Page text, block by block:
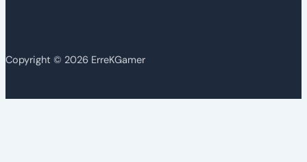
Copyright © 2026 ErreKGamer